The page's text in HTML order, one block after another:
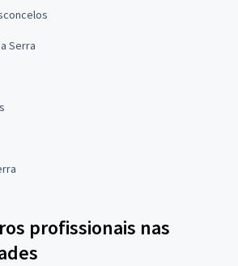
Serra
profissionais nas